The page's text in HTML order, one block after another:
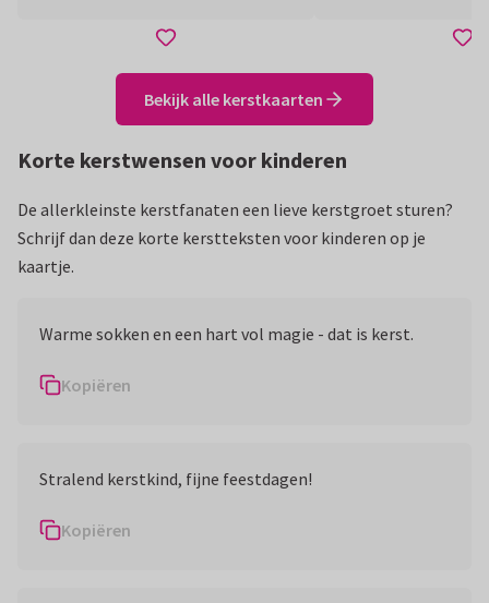
Bekijk alle kerstkaarten
Korte kerstwensen voor kinderen
De allerkleinste kerstfanaten een lieve kerstgroet sturen?
Schrijf dan deze korte kerstteksten voor kinderen op je
kaartje.
Warme sokken en een hart vol magie - dat is kerst.
Kopiëren
Stralend kerstkind, fijne feestdagen!
Kopiëren